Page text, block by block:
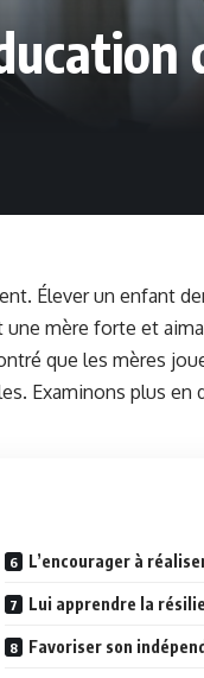
Élever un enfant
une mère forte et
que les mères
Examinons plus en
L’encourager à
Lui apprendre la
Favoriser son